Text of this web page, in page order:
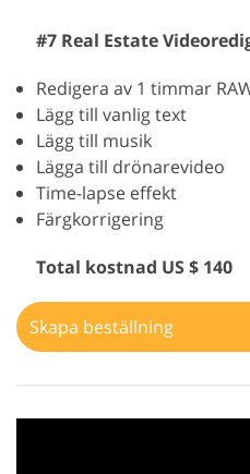
#7 Real Estate
Redigera av 1 timmar
Lägg till vanlig text
Lägg till musik
Lägga till drönarevideo
Time-lapse effekt
Färgkorrigering
Total kostnad US $ 140
Skapa beställning